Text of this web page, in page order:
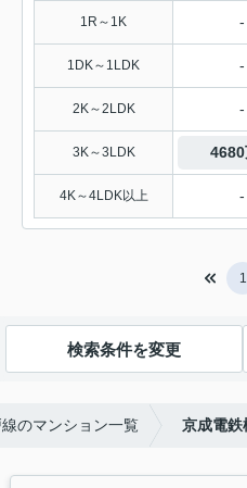
1R～1K -
1DK～1LDK -
2K～2LDK -
3K～3LDK 4680
4K～4LDK以上 -
1
検索条件を変更
のマンション一覧 京成電鉄